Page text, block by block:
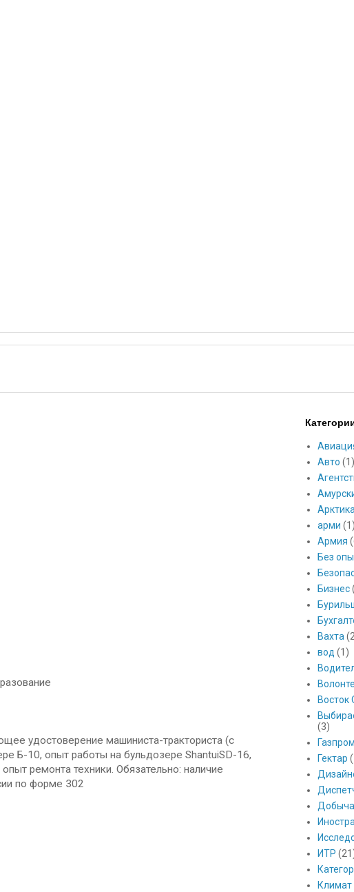
удостоверение машиниста-тракториста (с
Б-10, опыт работы на бульдозере ShantuiSD-16,
ремонта техники. Обязательно: наличие
по форме 302
Авто (1)
арми
Армия
Без
Бизнес
Вахта
вод (1)
Восток
(3)
Гектар
Добыча
ИТР
Климат